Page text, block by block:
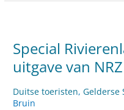
Special
uitgave van NRZ
Duitse toeristen, Gelderse
Bruin
in
Niederrhein-
uitgave
van
NRZ